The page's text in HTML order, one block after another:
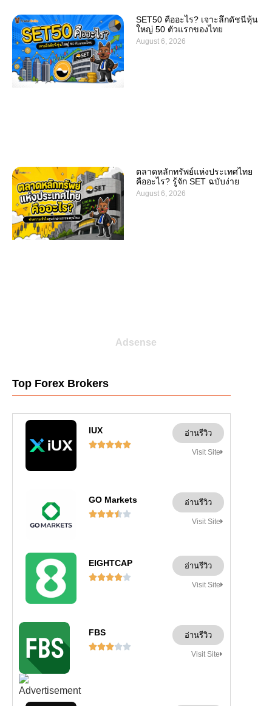
SET50 คืออะไร? เจาะลึกดัชนีหุ้น
ใหญ่ 50 ตัวแรกของไทย
August 6, 2026
ตลาดหลักทรัพย์แห่งประเทศไทย
คืออะไร? รู้จัก SET ฉบับง่าย
August 6, 2026
Adsense
Top Forex Brokers
IUX

อ่านรีวิว
Visit Site
GO Markets

อ่านรีวิว
Visit Site
EIGHTCAP

อ่านรีวิว
Visit Site
FBS

อ่านรีวิว
Visit Site